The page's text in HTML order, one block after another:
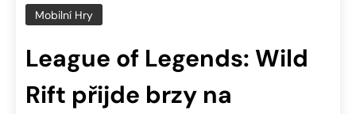
Mobilní Hry
League of Legends: Wild
Rift přijde brzy na